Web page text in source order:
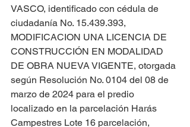
VASCO, identificado con cédula de
ciudadanía No. 15.439.393,
MODIFICACION UNA LICENCIA DE
CONSTRUCCIÓN EN MODALIDAD
DE OBRA NUEVA VIGENTE, otorgada
según Resolución No. 0104 del 08 de
marzo de 2024 para el predio
localizado en la parcelación Harás
Campestres Lote 16 parcelación,